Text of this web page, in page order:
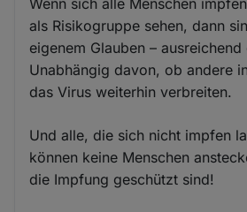
als Risikogruppe sehen, dann
eigenem Glauben – ausreichend
Unabhängig davon, ob andere
das Virus weiterhin verbreiten.
Und alle, die sich nicht impfen
können keine Menschen
die Impfung geschützt sind!